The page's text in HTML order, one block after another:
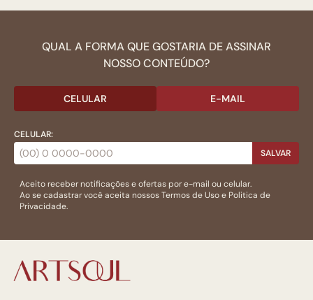
QUAL A FORMA QUE GOSTARIA DE ASSINAR
NOSSO CONTEÚDO?
CELULAR E-MAIL
CELULAR:
SALVAR
Aceito receber notificações e ofertas por e-mail ou celular.
Ao se cadastrar você aceita nossosTermos de Usoe Politica de
Privacidade.